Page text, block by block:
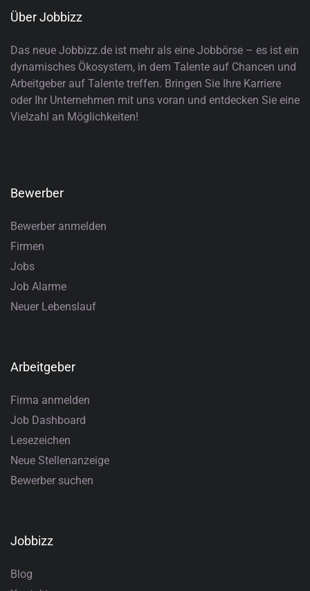
Über Jobbizz
Das neue Jobbizz.de ist mehr als eine Jobbörse – es ist ein
dynamisches Ökosystem, in dem Talente auf Chancen und
Arbeitgeber auf Talente treffen. Bringen Sie Ihre Karriere
oder Ihr Unternehmen mit uns voran und entdecken Sie eine
Vielzahl an Möglichkeiten!
Bewerber
Bewerber anmelden
Firmen
Jobs
Job Alarme
Neuer Lebenslauf
Arbeitgeber
Firma anmelden
Job Dashboard
Lesezeichen
Neue Stellenanzeige
Bewerber suchen
Jobbizz
Blog